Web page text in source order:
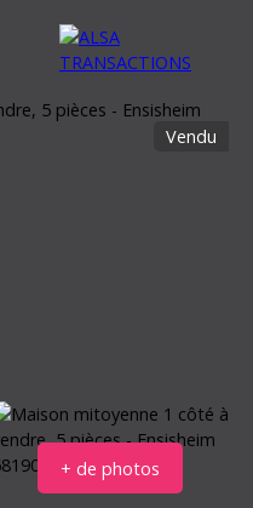
Vendu
+ de photos